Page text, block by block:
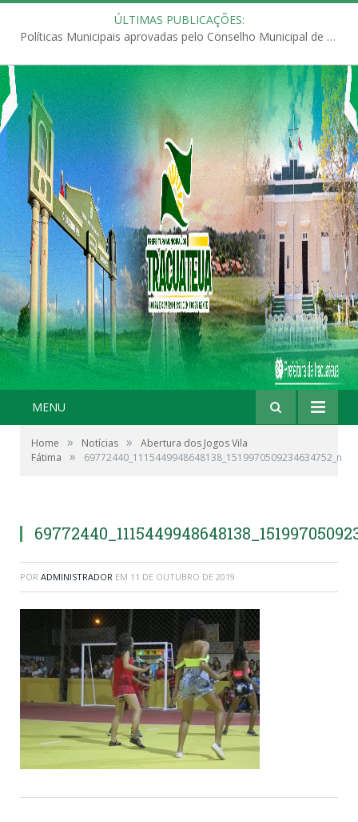
ÚLTIMAS PUBLICAÇÕES:
Políticas Municipais aprovadas pelo Conselho Municipal de Educação (CME)
MENU
Home » Notícias »
Abertura dos Jogos Vila
Fátima
» 69772440_1115449948648138_1519970509234634752_n
POR ADMINISTRADOR EM 11 DE OUTUBRO DE 2019